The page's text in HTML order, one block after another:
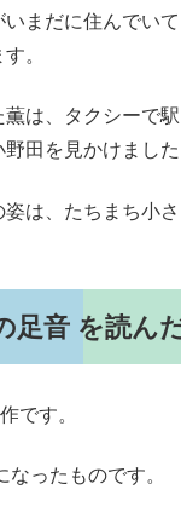
まだに住んでい
。
薫は、タクシーで
田を見かけました
は、たちまち小
足音 を読ん
です。
ったものです。